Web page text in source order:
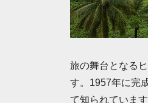
旅の舞台となる
す。1957年に完
て知られていま